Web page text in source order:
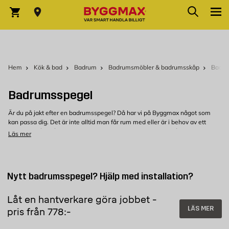
Varukorg Sök
Hem Kök & bad Badrum Badrumsmöbler & badrumsskåp
Badrumsspegel
Är du på jakt efter en badrumsspegel? Då har vi på Byggmax något som
kan passa dig. Det är inte alltid man får rum med eller är i behov av ett
badrumsskåp
, då är en badrumsspegel ett bra alternativ. I vårt sortiment
I vårt sortiment finns badrumsspeglar i flera olika modeller av hög kvalitet
och självklart till bra pris. Välj mellan olika färger på spegelramen, eller
badrumsspegeln får du en bra belysning för morgon- och kvällsrutinerna.
Tänk på att när du ska välja en badrumsspegel med belysning, ta en extra
titt på vilken färgtemperatur just den armaturen ger, vad passar bäst i ditt
Läs mer
Nytt badrumsspegel? Hjälp med installation?
Låt en hantverkare göra jobbet -
pris från 778:-
LÄS MER